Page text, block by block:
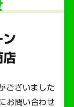
ン
店
ございました
お問い合わせ